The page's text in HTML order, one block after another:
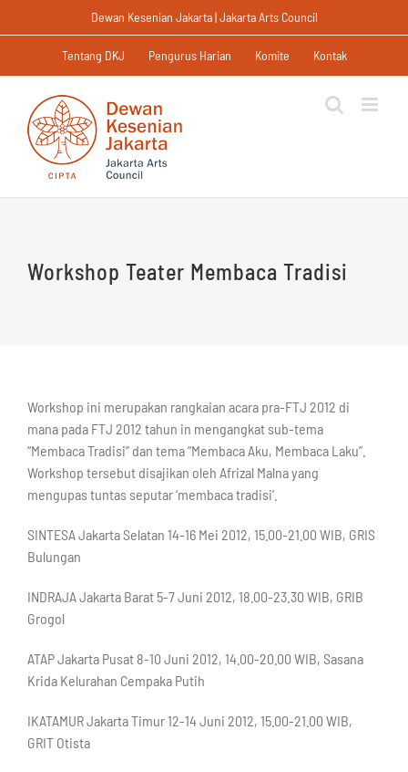
to
Dewan Kesenian Jakarta | Jakarta Arts Council
Tentang DKJ Pengurus Harian Komite Kontak
Workshop Teater Membaca Tradisi
Workshop ini merupakan rangkaian acara pra-FTJ 2012 di
mana pada FTJ 2012 tahun in mengangkat sub-tema
“Membaca Tradisi” dan tema “Membaca Aku, Membaca Laku”.
Workshop tersebut disajikan oleh Afrizal Malna yang
mengupas tuntas seputar ‘membaca tradisi’.
SINTESA Jakarta Selatan 14-16 Mei 2012, 15.00-21.00 WIB, GRIS
Bulungan
INDRAJA Jakarta Barat 5-7 Juni 2012, 18.00-23.30 WIB, GRIB
Grogol
ATAP Jakarta Pusat 8-10 Juni 2012, 14.00-20.00 WIB, Sasana
Krida Kelurahan Cempaka Putih
IKATAMUR Jakarta Timur 12-14 Juni 2012, 15.00-21.00 WIB,
GRIT Otista